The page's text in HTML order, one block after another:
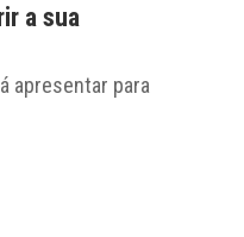
a sua
apresentar para